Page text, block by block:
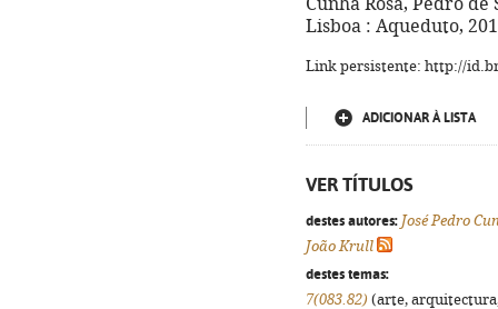
Cunha Rosa, Pedro
Lisboa : Aqueduto,
Link persistente: http://
ADICIONAR À LISTA
VER TÍTULOS
destes autores: José Pedro
João Krull
destes temas:
7(083.82) (arte,